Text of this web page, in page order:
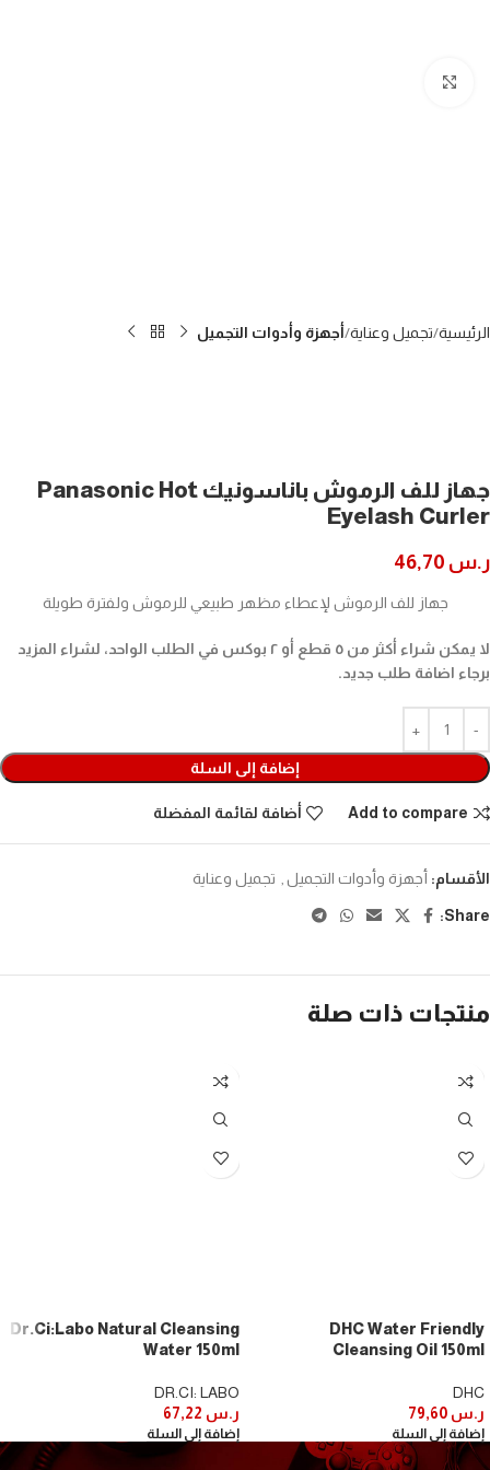
الرئيسية تجميل وعناية أجهزة وأدوات التجميل
جهاز للف الرموش باناسونيك Panasonic Hot
Eyelash Curler
ر.س
جهاز للف الرموش لإعطاء مظهر طبيعي للرموش ولفترة طويلة
لا يمكن شراء أكثر من ٥ قطع أو ٢ بوكس في الطلب الواحد، لشراء المزيد
برجاء اضافة طلب جديد.
إضافة إلى السلة
Add to compare أضافة لقائمة المفضلة
الأقسام: أجهزة وأدوات التجميل تجميل وعناية
Share:
منتجات ذات صلة
DHC Water Friendly
Cleansing Oil 150ml
DHC
ر.س
إضافة إلى السلة
Dr.Ci:Labo Natural Cleansing
Water 150ml
DR.CI: LABO
ر.س
إضافة إلى السلة